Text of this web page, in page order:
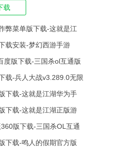
载
弊菜单版下载-这就是江
卓版下载
载安装-梦幻西游手游
载
度版下载-三国杀ol互通版
卓版下载
载-兵人大战v3.289.0无限
下载-这就是江湖华为手
版下载
下载-这就是江湖正版游
载版下载-三国杀OL互通
安卓版下载
下载-鸣人的假期官方版